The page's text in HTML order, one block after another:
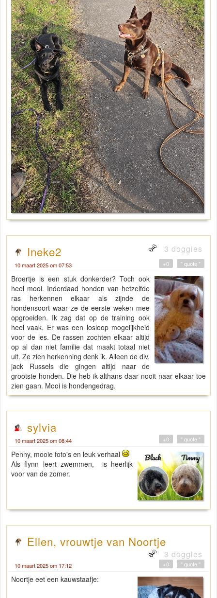
Ineke2 3 doggies
10 maart 2025 om 07:53 " quote "
+0
Broertje is een stuk donkerder? Toch ook
heel mooi. Inderdaad honden van hetzelfde
ras herkennen elkaar als zijnde de
hondensoort waar ze de eerste weken mee
opgroeiden. Ik zag dat op de training ook
heel vaak. Er was een losloop mogelijkheid
voor de les. De rassen zochten elkaar altijd
op al dan niet familie dat maakt totaal niet
uit. Ze zien herkenning denk ik. Alleen de div.
jack Russels die gingen altijd naar de
grootste honden. Die heb ik althans daar nooit naar elkaar toe
zien gaan. Mooi is hondengedrag.
sylvia
10 maart 2025 om 08:44 " quote "
+0
Penny, mooie foto's en leuk verhaal
Als flynn leert zwemmen, is heerlijk
voor van de zomer.
Ellen, vrouwtje van Noortje
3 doggies
10 maart 2025 om 17:12 " quote "
+0
Noortje eet een kauwstaafje: